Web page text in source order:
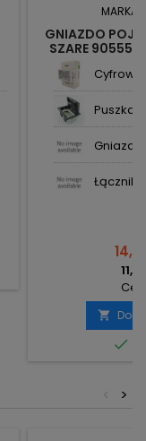
MARKA:
GNIAZDO
SZARE
Cyfrowy
Puszka
Łącznik


>
<